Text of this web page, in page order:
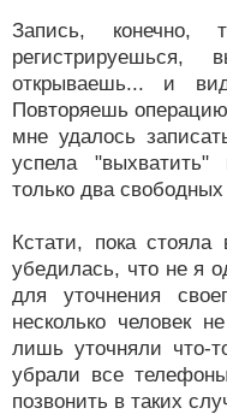
Запись, конечно,
открываешь... и
Повторяешь
мне удалось
успела "выхватить"
только два
Кстати, пока стояла
убедилась, что не я
для уточнения
несколько человек
лишь уточняли что-
убрали все
позвонить в таких